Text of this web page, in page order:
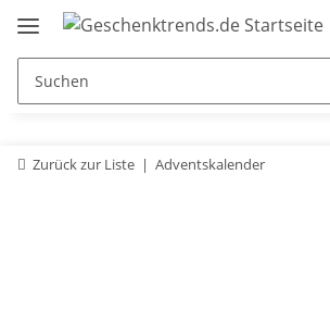
Zurück zur Liste Adventskalender